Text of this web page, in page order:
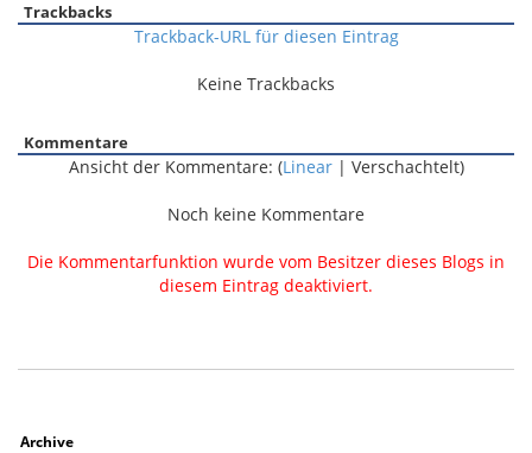
Trackbacks
Trackback-URL für diesen Eintrag
Keine Trackbacks
Kommentare
Ansicht der Kommentare: (Linear| Verschachtelt)
Noch keine Kommentare
Die Kommentarfunktion wurde vom Besitzer dieses Blogs in
diesem Eintrag deaktiviert.
Archive